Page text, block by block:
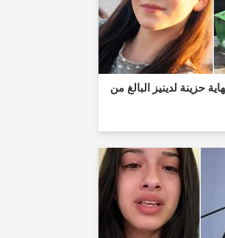
حزينة لدينيز البالغ من